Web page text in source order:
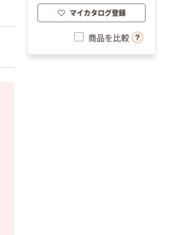
マイカタログ登録
商品を比較